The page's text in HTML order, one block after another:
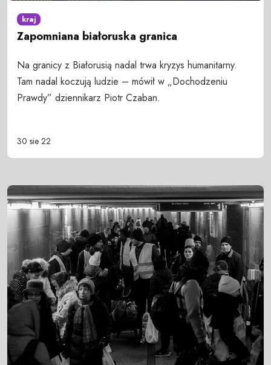
kraj
Zapomniana białoruska granica
Na granicy z Białorusią nadal trwa kryzys humanitarny.
Tam nadal koczują ludzie – mówił w „Dochodzeniu
Prawdy” dziennikarz Piotr Czaban.
30 sie 22